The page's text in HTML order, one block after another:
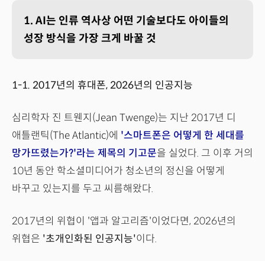
1. AI는 인류 역사상 어떤 기술보다도 아이들의
성장 방식을 가장 크게 바꿀 것
1-1. 2017년의 휴대폰, 2026년의 인공지능
심리학자 진 트웬지(Jean Twenge)는 지난 2017년 디
애틀랜틱(The Atlantic)에 '스마트폰은 어떻게 한 세대를
망가뜨렸는가?'라는 제목의 기고문을 실었다. 그 이후 거의
10년 동안 학소셜미디어가 청소년의 정신을 어떻게
바꾸고 있는지를 두고 씨름해왔다.
2017년의 위협이 '앱과 알고리즘'이었다면, 2026년의
위협은 '초개인화된 인공지능'이다.